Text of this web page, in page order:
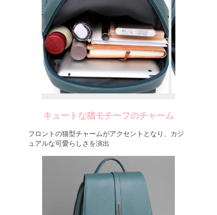
キュートな猫モチーフのチャーム
フロントの猫型チャームがアクセントとなり、カジ
ュアルな可愛らしさを演出